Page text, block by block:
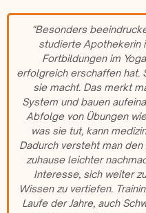
"Besonders
studierte Apothekerin
Fortbildungen im
erfolgreich erschaffen hat.
sie macht. Das merkt
System und bauen
Abfolge von Übungen
was sie tut, kann
Dadurch versteht man
zuhause leichter
Interesse, sich weiter
Wissen zu vertiefen.
Laufe der Jahre, auch